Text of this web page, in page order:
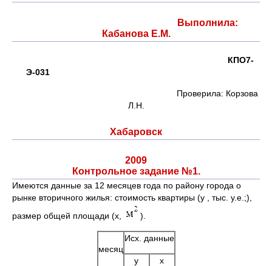
Выполнила:
Кабанова Е.М.
КПО7-
Э-031
Проверила: Корзова
Л.Н.
Хабаровск
2009
Контрольное задание №1.
Имеются данные за 12 месяцев года по району города о
рынке вторичного жилья: стоимость квартиры (y , тыс. у.е.;),
размер общей площади (x,
).
месяц
Исх. данные
y x